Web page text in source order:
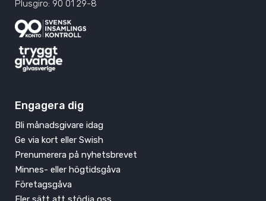
Plusgiro: 90 01 29-8
Engagera dig
Bli månadsgivare idag
Ge via kort eller Swish
Prenumerera på nyhetsbrevet
Minnes- eller högtidsgåva
Företagsgåva